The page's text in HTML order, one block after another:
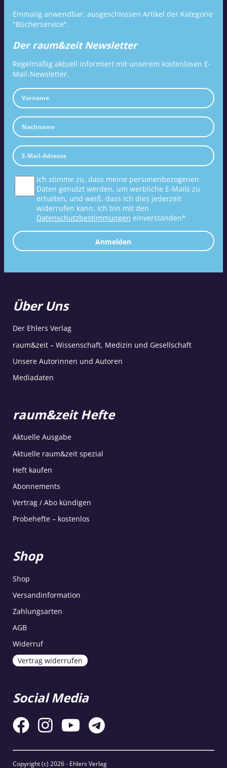
Einmalig anwendbar, ausgeschlossen Artikel der Kategorie
"Bücherservice".
Der raum&zeit Newsletter
Regelmäßig aktuell informiert mit unserem kostenlosen E-
Mail-Newsletter.
Ich stimme zu, dass meine personenbezogenen
Daten genutzt werden, um werbliche E-Mails zu
erhalten, und weiß, dass ich dies jederzeit
widerrufen kann. Ich bin mit den
Datenschutzbestimmungen einverstanden*
Anmelden
Über Uns
Der Ehlers Verlag
raum&zeit – Wissenschaft, Medizin und Gesellschaft
Unsere Autorinnen und Autoren
Mediadaten
raum&zeit Hefte
Aktuelle Ausgabe
Aktuelle raum&zeit spezial
Heft kaufen
Abonnements
Vertrag / Abo kündigen
Probehefte – kostenlos
Shop
Shop
Versandinformation
Zahlungsarten
AGB
Widerruf
Vertrag widerrufen
Social Media
Copyright (c) 2026 - Ehlers Verlag